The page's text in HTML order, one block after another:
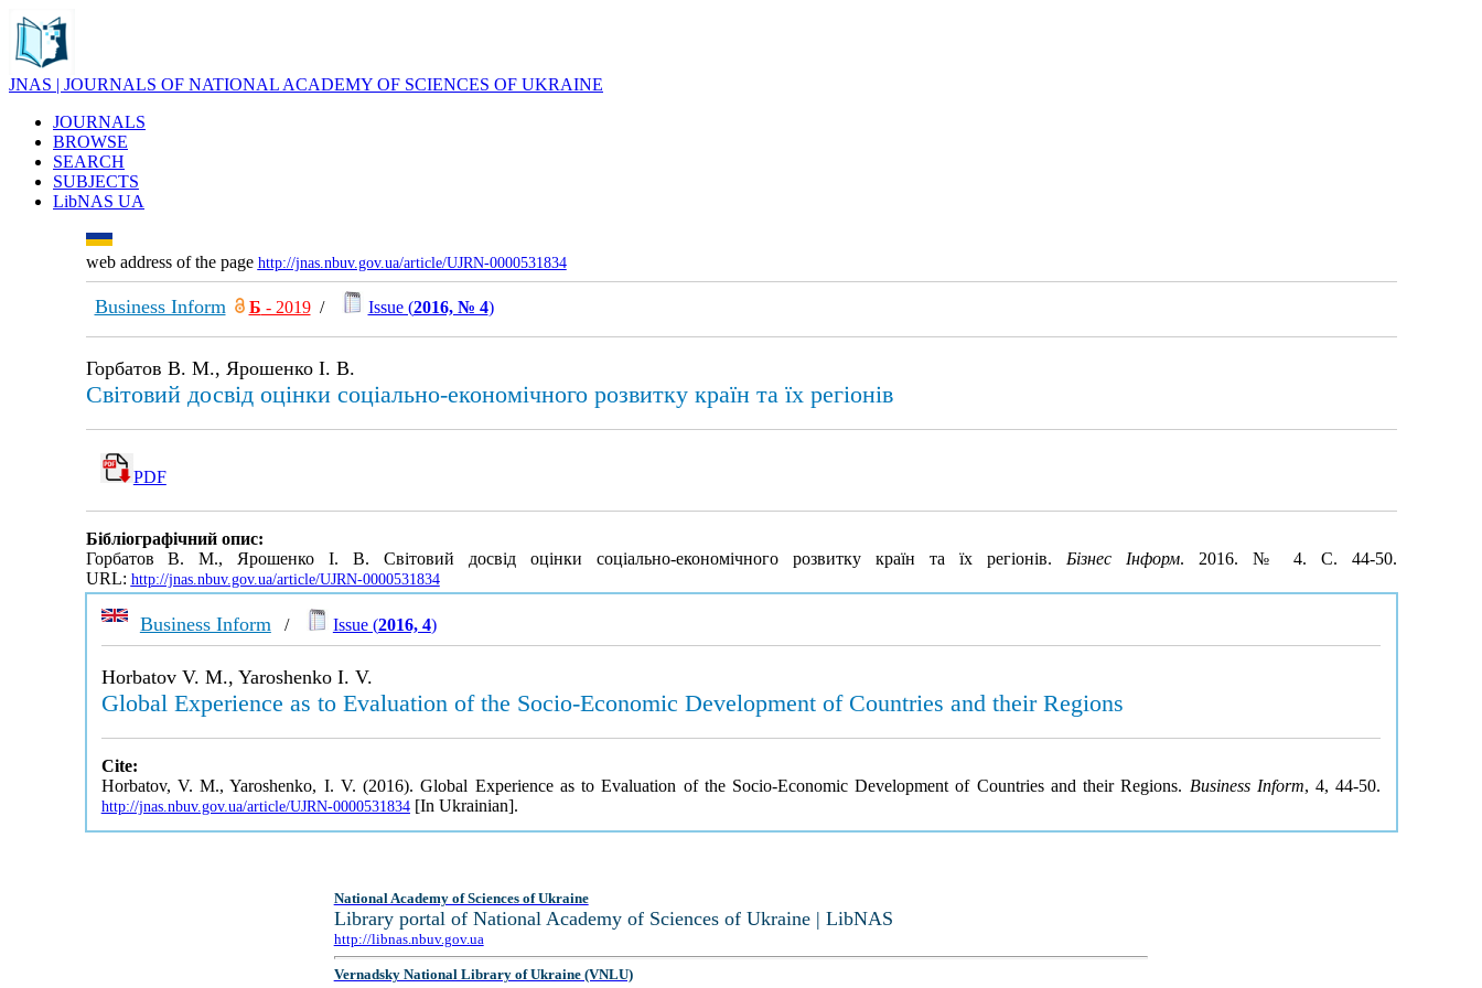
JNAS | JOURNALS OF NATIONAL ACADEMY OF SCIENCES OF UKRAINE
JOURNALS
BROWSE
SEARCH
SUBJECTS
LibNAS UA
web address of the page http://jnas.nbuv.gov.ua/article/UJRN-0000531834
Business Inform Б - 2019/ Issue (2016, № 4)
Горбатов В. М., Ярошенко І. В.
Світовий досвід оцінки соціально-економічного розвитку країн та їх регіонів
PDF
Бібліографічний опис:
Горбатов В. М., Ярошенко І. В. Світовий досвід оцінки соціально-економічного розвитку країн та їх регіонів. Бізнес Інформ. 2016. № 4. С. 44-50.
URL: http://jnas.nbuv.gov.ua/article/UJRN-0000531834
Business Inform / Issue (2016, 4)
Horbatov V. M., Yaroshenko I. V.
Global Experience as to Evaluation of the Socio-Economic Development of Countries and their Regions
Cite:
Horbatov, V. M., Yaroshenko, I. V. (2016). Global Experience as to Evaluation of the Socio-Economic Development of Countries and their Regions. Business Inform, 4, 44-50.
http://jnas.nbuv.gov.ua/article/UJRN-0000531834[In Ukrainian].
National Academy of Sciences of Ukraine
Library portal of National Academy of Sciences of Ukraine | LibNAS
http://libnas.nbuv.gov.ua
Vernadsky National Library of Ukraine (VNLU)